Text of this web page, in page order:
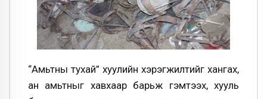
“Амьтны тухай” хуулийн хэрэгжилтийг хангах,
ан амьтныг хавхаар барьж гэмтээх, хууль